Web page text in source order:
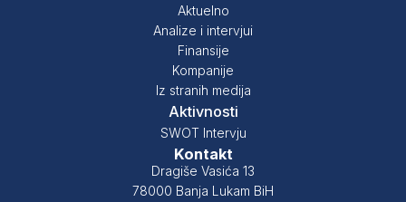
Aktuelno
Analize i intervjui
Finansije
Kompanije
Iz stranih medija
Aktivnosti
SWOT Intervju
Kontakt
Dragiše Vasića 13
78000 Banja Lukam BiH